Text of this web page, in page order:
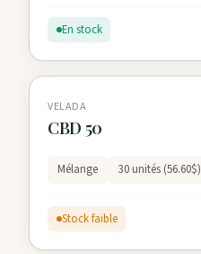
En stock
VELADA
CBD 50
Mélange 30 unités (56.60$)
Stock faible